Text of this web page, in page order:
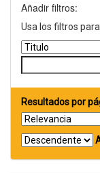
Añadir filtros:
Usa los filtros
Resultados por